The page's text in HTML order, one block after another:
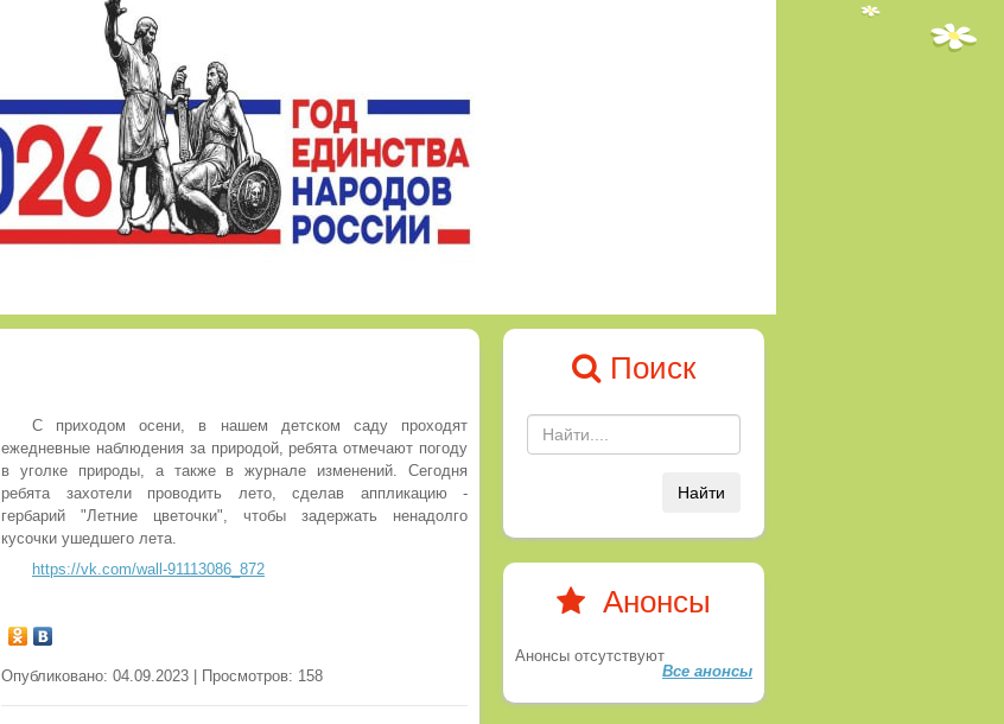
С приходом осени, в нашем детском саду проходят
ежедневные наблюдения за природой, ребята отмечают погоду
в уголке природы, а также в журнале изменений. Сегодня
ребята захотели проводить лето, сделав аппликацию -
гербарий "Летние цветочки", чтобы задержать ненадолго
кусочки ушедшего лета.
https://vk.com/wall-91113086_872
Опубликовано: 04.09.2023 | Просмотров: 158
Поиск
Найти
Анонсы
Анонсы отсутствуют
Все анонсы